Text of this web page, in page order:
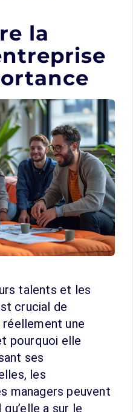
la
talents et les
crucial de
une
pourquoi elle
ses
les
managers peuvent
a sur le